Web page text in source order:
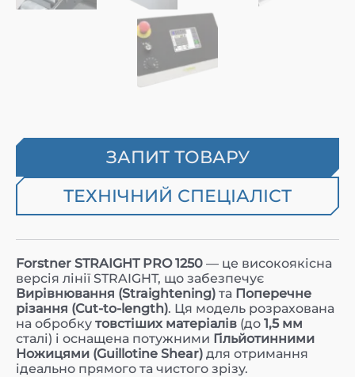
ЗАПИТ ТОВАРУ
ТЕХНІЧНИЙ СПЕЦІАЛІСТ
Forstner STRAIGHT PRO 1250 — це високоякісна
версія лінії STRAIGHT, що забезпечує
Вирівнювання (Straightening) та Поперечне
різання (Cut-to-length). Ця модель розрахована
на обробку товстіших матеріалів (до 1,5 мм
сталі) і оснащена потужними Гільйотинними
Ножицями (Guillotine Shear) для отримання
ідеально прямого та чистого зрізу.